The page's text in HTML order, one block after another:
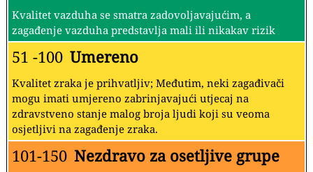
Kvalitet vazduha se smatra zadovoljavajućim, a
zagađenje vazduha predstavlja mali ili nikakav rizik
51 -100 Umereno
Kvalitet zraka je prihvatljiv; Međutim, neki zagađivači
mogu imati umjereno zabrinjavajući utjecaj na
zdravstveno stanje malog broja ljudi koji su veoma
osjetljivi na zagađenje zraka.
101-150 Nezdravo za osetljive grupe